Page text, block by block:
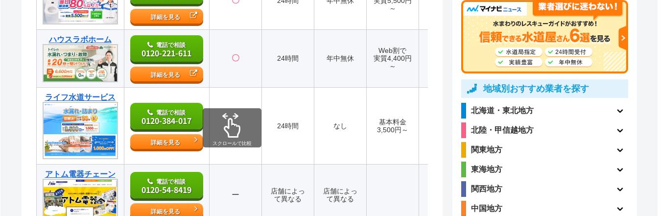
詳細を見る
～
（198件）
ハウスラボホーム
電話で相談
0120-221-611
詳細を見る
〇 24時間 年中無休
Web割で
実質4,400円
～
ー
ライフ水道サービス
電話で相談
0120-384-017
詳細を見る
ー 24時間 なし
基本料金
3,500円～
（8件）
アトム電器チェーン
電話で相談
0120-54-8419
詳細を見る
ー
店舗によっ
て異なる
店舗によっ
て異なる
2.4
（5件）
スクロールで比較
地域別おすすめ業者を探す
北海道・東北地方
北陸・甲信越地方
関東地方
東海地方
関西地方
中国地方